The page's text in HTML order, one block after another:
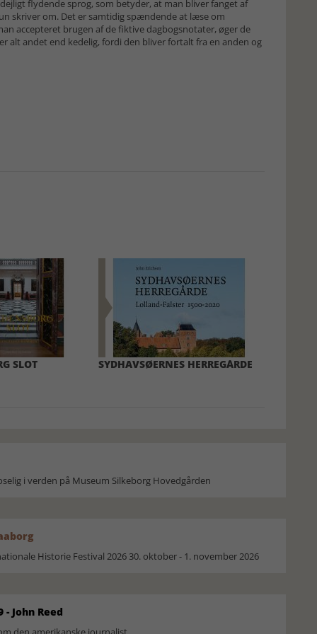
flydende sprog, som betyder, at man bliver fanget af
skriver om. Det er samtidig spændende at læse om
accepteret brugen af de fiktive dagbogsnotater, øger de
alt andet end kedelig, fordi den bliver fortalt fra en anden og
SLOT SYDHAVSØERNES HERREGÅRDE
i verden på Museum Silkeborg Hovedgården
Historie Festival 2026 30. oktober - 1. november 2026
John Reed